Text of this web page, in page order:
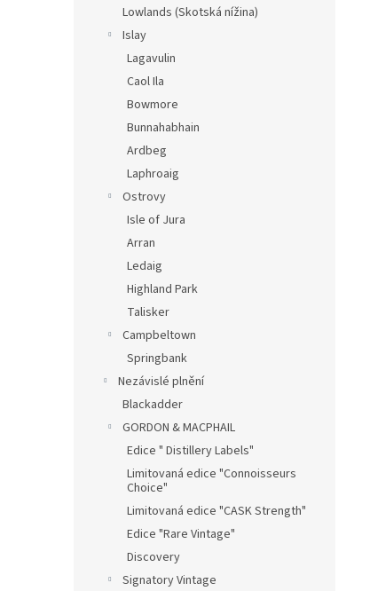
Lowlands (Skotská nížina)
Islay
Lagavulin
Caol Ila
Bowmore
Bunnahabhain
Ardbeg
Laphroaig
Ostrovy
Isle of Jura
Arran
Ledaig
Highland Park
Talisker
Campbeltown
Springbank
Nezávislé plnění
Blackadder
GORDON & MACPHAIL
Edice " Distillery Labels"
Limitovaná edice "Connoisseurs
Choice"
Limitovaná edice "CASK Strength"
Edice "Rare Vintage"
Discovery
Signatory Vintage